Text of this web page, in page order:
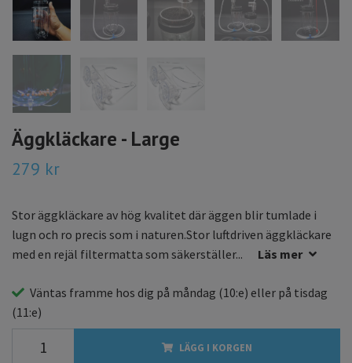
Äggkläckare - Large
279 kr
Stor äggkläckare av hög kvalitet där äggen blir tumlade i
lugn och ro precis som i naturen.Stor luftdriven äggkläckare
med en rejäl filtermatta som säkerställer...
Läs mer
Väntas framme hos dig på måndag (10:e) eller på tisdag
(11:e)
LÄGG I KORGEN